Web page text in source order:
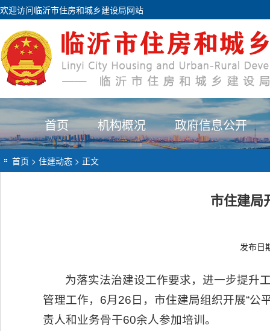
欢迎访问临沂市住房和城乡建设局网站
首页 机构概况 政府信息公开
首页 > 住建动态 > 正文
市住建局
发布日
为落实法治建设工作要求，进一步提升
管理工作，6月26日，市住建局组织开展“公
责人和业务骨干60余人参加培训。